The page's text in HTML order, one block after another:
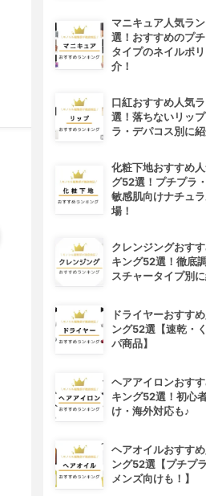
マニキュア人気ラ
選！おすすめのプ
タイプのネイルポ
介！
口紅おすすめ人気
選！落ちないリッ
ラ・デパコス別に紹
化粧下地おすすめ
グ52選！プチプラ
敏感肌向けナチュ
場！
クレンジングおす
キング52選！徹底
スチャータイプ別に
ドライヤーおすす
ング52選【速乾・
パ商品】
ヘアアイロンおす
キング52選！初心
け・海外対応も♪
ヘアオイルおすす
ング52選【プチプ
メンズ向けも！】